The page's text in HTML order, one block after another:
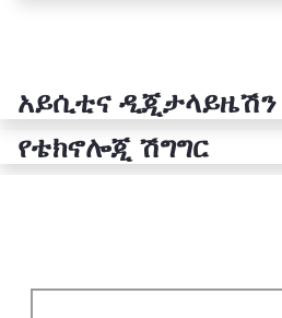
አይሲቲና ዲጂታላይዜሽን
የቴክኖሎጂ ሽግግር